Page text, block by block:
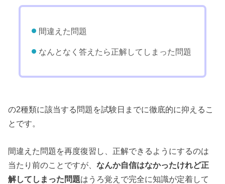
間違えた問題
なんとなく答えたら正解してしまった問題
の2種類に該当する問題を試験日までに徹底的に抑えるこ
とです。
間違えた問題を再度復習し、正解できるようにするのは
当たり前のことですが、なんか自信はなかったけれど正
解してしまった問題はうろ覚えで完全に知識が定着して